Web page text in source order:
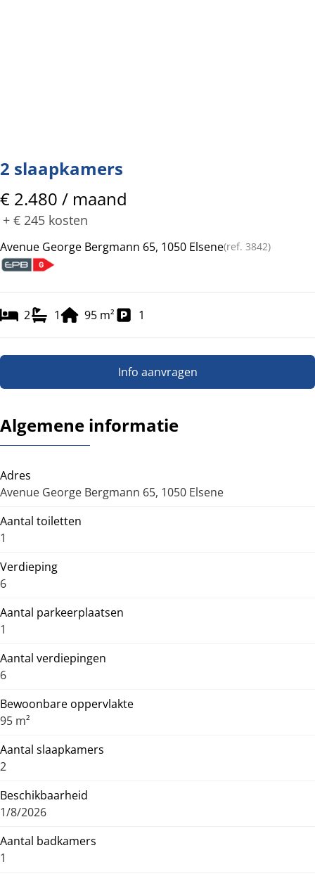
2 slaapkamers
€ 2.480 / maand
+ € 245 kosten
Avenue George Bergmann 65, 1050 Elsene(ref. 3842)
2 1 95 m² 1
Info aanvragen
Algemene informatie
Adres
Avenue George Bergmann 65, 1050 Elsene
Aantal toiletten
1
Verdieping
6
Aantal parkeerplaatsen
1
Aantal verdiepingen
6
Bewoonbare oppervlakte
95 m²
Aantal slaapkamers
2
Beschikbaarheid
1/8/2026
Aantal badkamers
1